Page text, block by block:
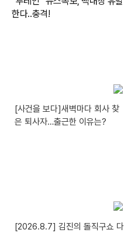
[사건을 보다]새벽마다 회사 찾
은 퇴사자…출근한 이유는?
[2026.8.7] 김진의 돌직구쇼 다